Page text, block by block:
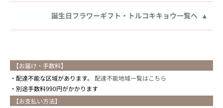
誕生日フラワーギフト・トルコキキョウ一覧へ
【お届け・手数料】
配達不能な区域があります。 配達不能地域一覧はこちら
別途手数料990円がかかります
【お支払い方法】